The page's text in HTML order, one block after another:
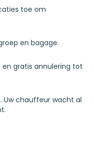
toe om
en bagage.
en gratis annulering tot
Uw chauffeur wacht al